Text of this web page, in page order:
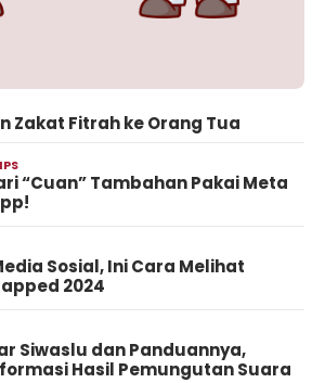
Zakat Fitrah ke Orang Tua
“Cuan” Tambahan Pakai Meta
Sosial, Ini Cara Melihat
2024
Siwaslu dan Panduannya,
Hasil Pemungutan Suara